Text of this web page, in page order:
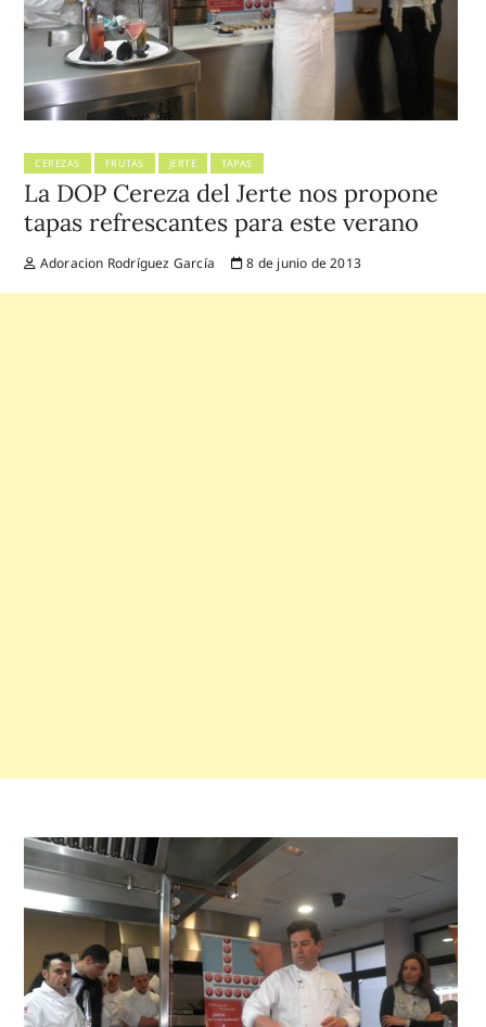
CEREZAS FRUTAS JERTE TAPAS
La DOP Cereza del Jerte nos propone
tapas refrescantes para este verano
Adoracion Rodríguez García 8 de junio de 2013